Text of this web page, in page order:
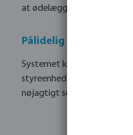
at ødelægge den
Pålidelig styring
Systemet kommunikerer
styreenheden, hvilket sikrer,
nøjagtigt som planlagt.